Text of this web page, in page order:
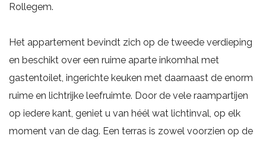
Rollegem.
Het appartement bevindt zich op de tweede verdieping
en beschikt over een ruime aparte inkomhal met
gastentoilet, ingerichte keuken met daarnaast de enorm
ruime en lichtrijke leefruimte. Door de vele raampartijen
op iedere kant, geniet u van héél wat lichtinval, op elk
moment van de dag. Een terras is zowel voorzien op de